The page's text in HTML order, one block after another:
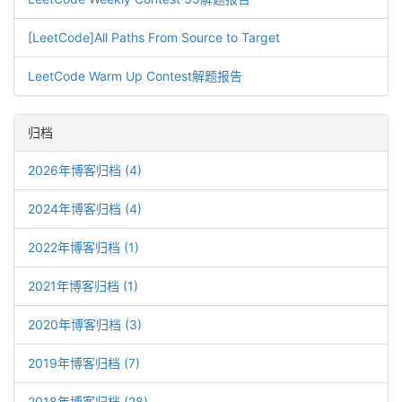
[LeetCode]All Paths From Source to Target
LeetCode Warm Up Contest解题报告
归档
2026年博客归档 (4)
2024年博客归档 (4)
2022年博客归档 (1)
2021年博客归档 (1)
2020年博客归档 (3)
2019年博客归档 (7)